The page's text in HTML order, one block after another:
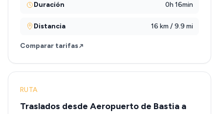
Duración 0h 16min
Distancia 16 km / 9.9 mi
Comparar tarifas
RUTA
Traslados desde Aeropuerto de Bastia a